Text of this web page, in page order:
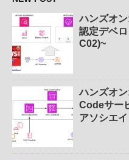
ハンズオ
認定デベ
C02)~
ハンズオ
Codeサー
アソシエ